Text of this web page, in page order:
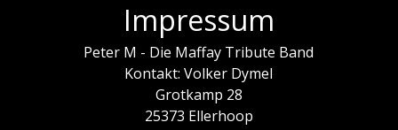
Impressum
Peter M - Die Maffay Tribute Band
Kontakt: Volker Dymel
Grotkamp 28
25373 Ellerhoop